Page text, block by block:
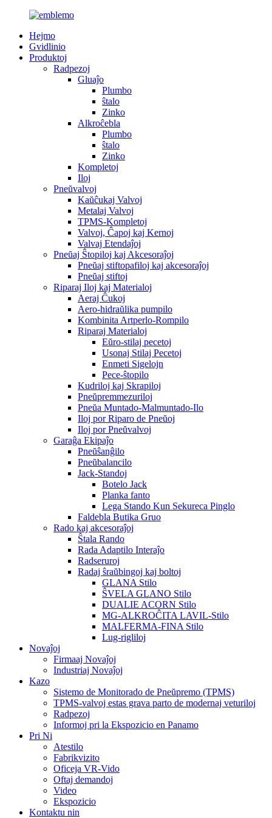
Hejmo
Gvidlinio
Produktoj
Radpezoj
Gluaĵo
Plumbo
ŝtalo
Zinko
Alkroĉebla
Plumbo
ŝtalo
Zinko
Kompletoj
Iloj
Pneŭvalvoj
Kaŭĉukaj Valvoj
Metalaj Valvoj
TPMS-Kompletoj
Valvoj, Ĉapoj kaj Kernoj
Valvaj Etendaĵoj
Pneŭaj Ŝtopiloj kaj Akcesoraĵoj
Pneŭaj stiftopafiloj kaj akcesoraĵoj
Pneŭaj stiftoj
Riparaj Iloj kaj Materialoj
Aeraj Ĉukoj
Aero-hidraŭlika pumpilo
Kombinita Artperlo-Rompilo
Riparaj Materialoj
Eŭro-stilaj pecetoj
Usonaj Stilaj Pecetoj
Enmeti Sigelojn
Pece-ŝtopilo
Kudriloj kaj Skrapiloj
Pneŭpremmezuriloj
Pneŭa Muntado-Malmuntado-Ilo
Iloj por Riparo de Pneŭoj
Iloj por Pneŭvalvoj
Garaĝa Ekipaĵo
Pneŭŝanĝilo
Pneŭbalancilo
Jack-Standoj
Botelo Jack
Planka fanto
Lega Stando Kun Sekureca Pinglo
Faldebla Butika Gruo
Rado kaj akcesoraĵoj
Ŝtala Rando
Rada Adaptilo Interaĵo
Radseruroj
Radaj ŝraŭbingoj kaj boltoj
GLANA Stilo
ŜVELA GLANO Stilo
DUALIE ACORN Stilo
MG-ALKROĈITA LAVIL-Stilo
MALFERMA-FINA Stilo
Lug-rigliloj
Novaĵoj
Firmaaj Novaĵoj
Industriaj Novaĵoj
Kazo
Sistemo de Monitorado de Pneŭpremo (TPMS)
TPMS-valvoj estas grava parto de modernaj veturiloj
Radpezoj
Informoj pri la Ekspozicio en Panamo
Pri Ni
Atestilo
Fabrikvizito
Oficeja VR-Vido
Oftaj demandoj
Video
Ekspozicio
Kontaktu nin